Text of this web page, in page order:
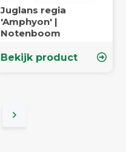
Juglans regia
'Amphyon' |
Notenboom
Bekijk product